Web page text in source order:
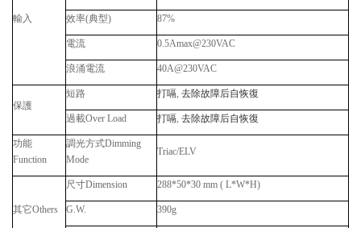
輸入 效率(典型) 87%
電流 0.5Amax@230VAC
浪涌電流 40A@230VAC
保護
短路 打嗝, 去除故障后自恢復
過載Over Load 打嗝, 去除故障后自恢復
功能
Function
調光方式Dimming
Mode
Triac/ELV
其它Others
尺寸Dimension 288*50*30 mm ( L*W*H)
G.W. 390g